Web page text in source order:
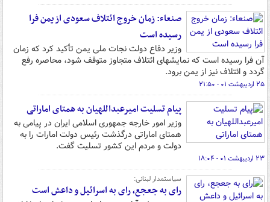
صنعاء: زمان خروج ائتلاف سعودی از یمن فرا
رسیده است
وزیر دفاع دولت نجات ملی یمن تأکید کرد که زمان
آن فرا رسیده است که نمایشهای ائتلاف متجاوز متوقف شود، محاصره رفع
گردد و ائتلاف نیز از یمن برود.
۲۵ اردیبهشت ۰۱ - ۲۱:۵۰
پیام تسلیت امیرعبداللهیان به همتای اماراتی
وزیر امور خارجه جمهوری اسلامی ایران در پیامی به
همتای اماراتی درگذشت رئیس دولت امارات را به
دولت و مردم این کشور تسلیت گفت.
۲۳ اردیبهشت ۰۱ - ۱۸:۰۴
سیاستمدار لبنانی:
رای به جعجع، رای به اسرائیل و داعش است